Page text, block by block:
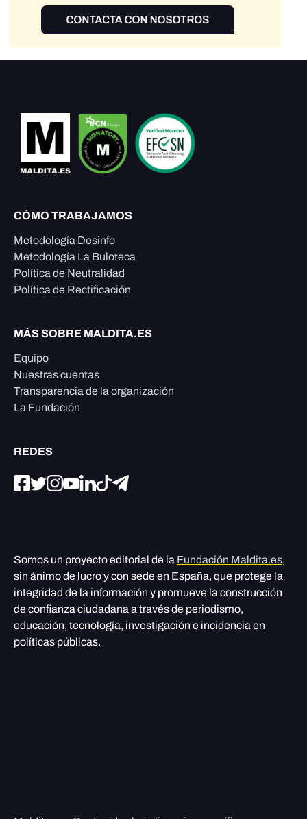
CÓMO TRABAJAMOS
Metodología Desinfo
Metodología La Buloteca
Política de Neutralidad
Política de Rectificación
MÁS SOBRE MALDITA.ES
Equipo
Nuestras cuentas
Transparencia de la organización
La Fundación
REDES
Somos un proyecto editorial de la Fundación Maldita.es,
sin ánimo de lucro y con sede en España, que protege la
integridad de la información y promueve la construcción
de confianza ciudadana a través de periodismo,
educación, tecnología, investigación e incidencia en
políticas públicas.